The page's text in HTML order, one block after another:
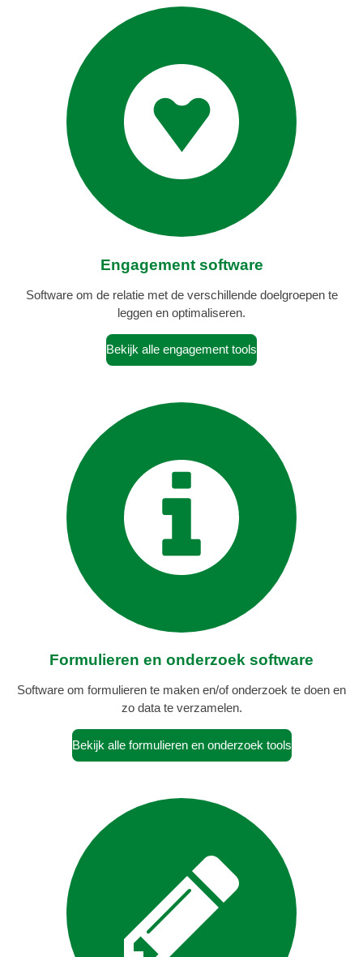
Engagement software
Software om de relatie met de verschillende doelgroepen te
leggen en optimaliseren.
Bekijk alle engagement tools
Formulieren en onderzoek software
Software om formulieren te maken en/of onderzoek te doen en
zo data te verzamelen.
Bekijk alle formulieren en onderzoek tools